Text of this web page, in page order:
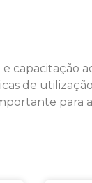
capacitação
de
para